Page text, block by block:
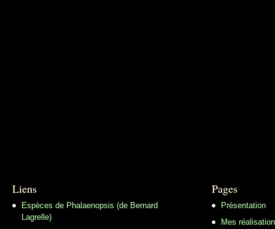
Liens
Espèces de Phalaenopsis (de Bernard
Lagrelle)
Pages
Présentation
Mes